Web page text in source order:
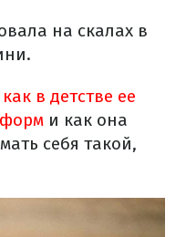
на скалах в
как в детстве ее
и как она
себя такой,